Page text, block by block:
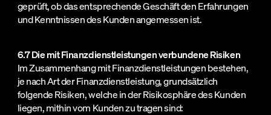
geprüft, ob das entsprechende Geschäft den Erfahrungen
und Kenntnissen des Kunden angemessen ist.
6.7 Die mit Finanzdienstleistungen verbundene Risiken
Im Zusammenhang mit Finanzdienstleistungen bestehen,
je nach Art der Finanzdienstleistung, grundsätzlich
folgende Risiken, welche in der Risikosphäre des Kunden
liegen, mithin vom Kunden zu tragen sind: